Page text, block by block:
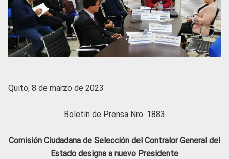
Quito, 8 de marzo de 2023
Boletín de Prensa Nro. 1883
Comisión Ciudadana de Selección del Contralor General del
Estado designa a nuevo Presidente